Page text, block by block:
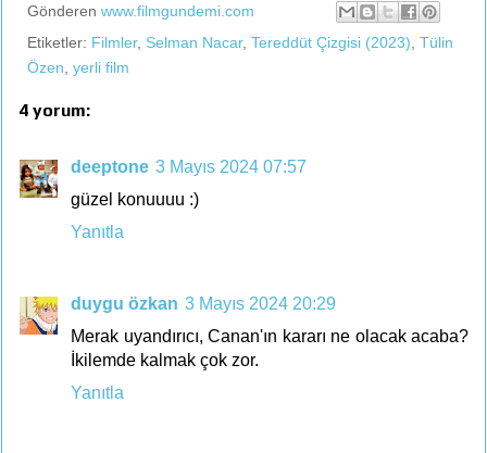
Gönderen www.filmgundemi.com
Etiketler: Filmler, Selman Nacar, Tereddüt Çizgisi (2023) Tülin
Özen yerli film
4 yorum:
deeptone 3 Mayıs 2024 07:57
güzel konuuuu :)
Yanıtla
duygu özkan 3 Mayıs 2024 20:29
Merak uyandırıcı, Canan'ın kararı ne olacak acaba?
İkilemde kalmak çok zor.
Yanıtla